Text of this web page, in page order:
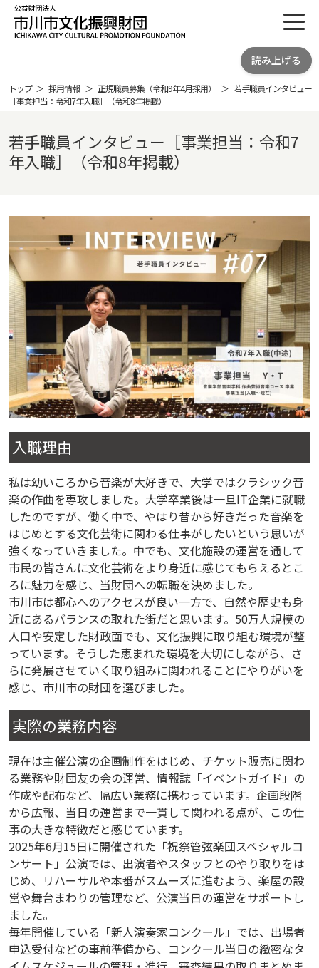
公益財団法人 市川市文化振興財団
PROMOTION FOUNDATION
読み上げる
トップ 採用情報 正規職員募集（令和9年4月採用）
若手職員インタビュー
［事業担当：令和7年入職］（令和8年掲載）
若手職員インタビュー［事業担当：令和7
年入職］（令和8年掲載）
入職理由
私は幼いころから音楽が大好きで、大学ではクラシック音
楽の作曲を専攻しました。大学卒業後は一旦IT企業に就職
したのですが、働く中で、やはり昔から好きだった音楽を
はじめとする文化芸術に関わる仕事がしたいという思いが
強くなっていきました。中でも、文化施設の運営を通して
市民の皆さんに文化芸術をより身近に感じてもらえるとこ
ろに魅力を感じ、当財団への転職を決めました。
市川市は都心へのアクセスが良い一方で、自然や歴史も身
近にあるバランスの取れた街だと思います。50万人規模の
人口や安定した財政面でも、文化振興に取り組む環境が整
っています。そうした恵まれた環境を大切にしながら、さ
らに発展させていく取り組みに関われることにやりがいを
感じ、市川市の財団を選びました。
実際の業務内容
現在は主催公演の企画制作をはじめ、チケット販売に関わ
る業務や財団友の会の運営、情報誌「イベントガイド」の
作成や配布など、幅広い業務に携わっています。企画段階
から広報、当日の運営まで一貫して関われる点が、この仕
事の大きな特徴だと感じています。
2025年6月15日に開催された「祝祭管弦楽団スペシャルコ
ンサート」公演では、出演者やスタッフとのやり取りをは
じめ、リハーサルや本番がスムーズに進むよう、楽屋の設
営や舞台まわりの管理など、公演当日の運営をサポートし
ました。
毎年開催している「新人演奏家コンクール」では、出場者
申込受付などの事前準備から、コンクール当日の緻密なタ